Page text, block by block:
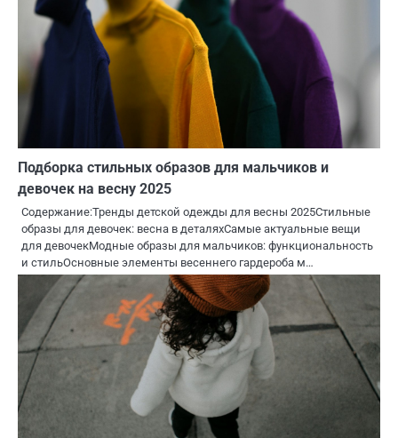
Подборка стильных образов для мальчиков и
девочек на весну 2025
Содержание:Тренды детской одежды для весны 2025Стильные
образы для девочек: весна в деталяхСамые актуальные вещи
для девочекМодные образы для мальчиков: функциональность
и стильОсновные элементы весеннего гардероба м…